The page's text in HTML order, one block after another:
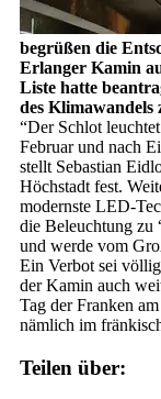
begrüßen die
Erlanger Kamin
Liste hatte
des Klimawandels
“Der Schlot
Februar und nach
stellt Sebastian
Höchstadt fest.
modernste LED-
die Beleuchtung zu
und werde vom
Ein Verbot sei
der Kamin auch
Tag der Franken
nämlich im
Teilen über: